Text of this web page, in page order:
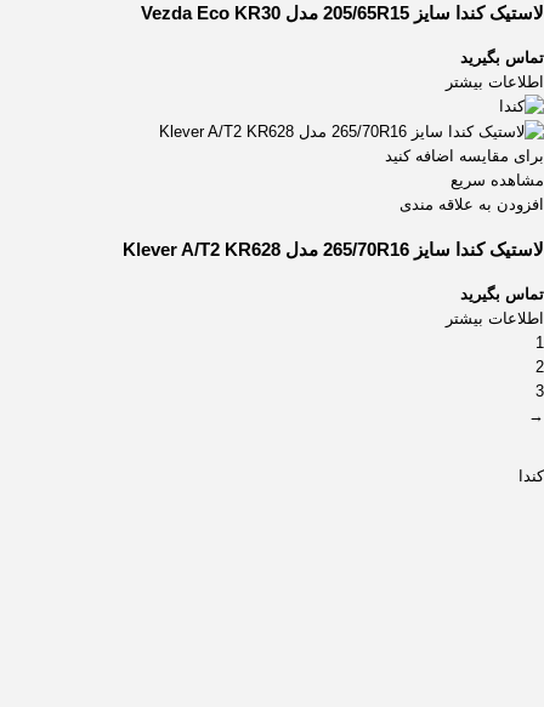
لاستیک کندا سایز 205/65R15 مدل Vezda Eco KR30
تماس بگیرید
اطلاعات بیشتر
برای مقایسه اضافه کنید
مشاهده سریع
افزودن به علاقه مندی
لاستیک کندا سایز 265/70R16 مدل Klever A/T2 KR628
تماس بگیرید
اطلاعات بیشتر
1
2
3
→
کندا